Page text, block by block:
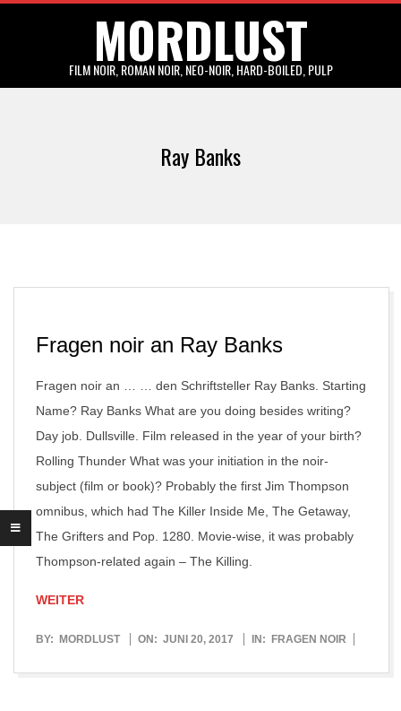
MORDLUST
FILM NOIR, ROMAN NOIR, NEO-NOIR, HARD-BOILED, PULP
Ray Banks
Fragen noir an Ray Banks
Fragen noir an … … den Schriftsteller Ray Banks. Starting
Name? Ray Banks What are you doing besides writing?
Day job. Dullsville. Film released in the year of your birth?
Rolling Thunder What was your initiation in the noir-
subject (film or book)? Probably the first Jim Thompson
omnibus, which had The Killer Inside Me, The Getaway,
The Grifters and Pop. 1280. Movie-wise, it was probably
Thompson-related again – The Killing.
WEITER
2017-
BY: MORDLUST ON: JUNI 20, 2017 IN: FRAGEN NOIR